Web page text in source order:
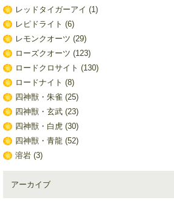
レッドタイガーアイ (1)
レピドライト (6)
レモンクオーツ (29)
ローズクオーツ (123)
ロードクロサイト (130)
ロードナイト (8)
四神獣・朱雀 (25)
四神獣・玄武(23)
四神獣・白虎(30)
四神獣・青龍(52)
溶岩(3)
アーカイブ